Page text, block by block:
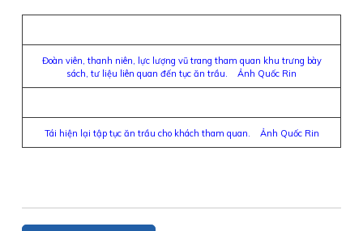
Đoàn viên, thanh niên, lực lượng vũ trang tham quan khu trưng bày
sách, tư liệu liên quan đến tục ăn trầu. Ảnh Quốc Rin
Tái hiện lại tập tục ăn trầu cho khách tham quan. Ảnh Quốc Rin